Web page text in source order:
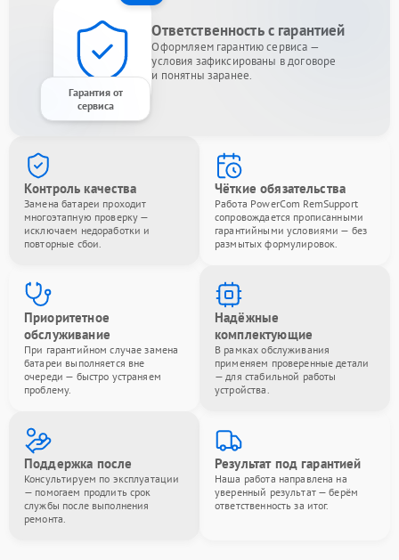
Гарантия от
сервиса
Ответственность с гарантией
Оформляем гарантию сервиса —
условия зафиксированы в договоре
и понятны заранее.
Контроль качества
Замена батареи проходит
многоэтапную проверку —
исключаем недоработки и
повторные сбои.
Чёткие обязательства
Работа PowerCom RemSupport
сопровождается прописанными
гарантийными условиями — без
размытых формулировок.
Приоритетное
обслуживание
При гарантийном случае замена
батареи выполняется вне
очереди — быстро устраняем
проблему.
Надёжные
комплектующие
В рамках обслуживания
применяем проверенные детали
— для стабильной работы
устройства.
Поддержка после
Консультируем по эксплуатации
— помогаем продлить срок
службы после выполнения
ремонта.
Результат под гарантией
Наша работа направлена на
уверенный результат — берём
ответственность за итог.